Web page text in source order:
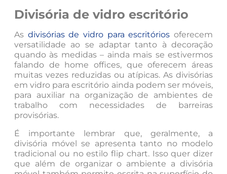
Divisória de vidro escritório
As divisórias de vidro para escritórios oferecem
versatilidade ao se adaptar tanto à decoração
quando às medidas – ainda mais se estivermos
falando de home offices, que oferecem áreas
muitas vezes reduzidas ou atípicas. As divisórias
em vidro para escritório ainda podem ser móveis,
para auxiliar na organização de ambientes de
trabalho com necessidades de barreiras
provisórias.
É importante lembrar que, geralmente, a
divisória móvel se apresenta tanto no modelo
tradicional ou no estilo flip chart. Isso quer dizer
que além de organizar o ambiente a divisória